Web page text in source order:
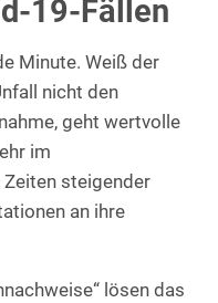
19-Fällen
Minute. Weiß der
nicht den
geht wertvolle
im
steigender
an ihre
lösen das